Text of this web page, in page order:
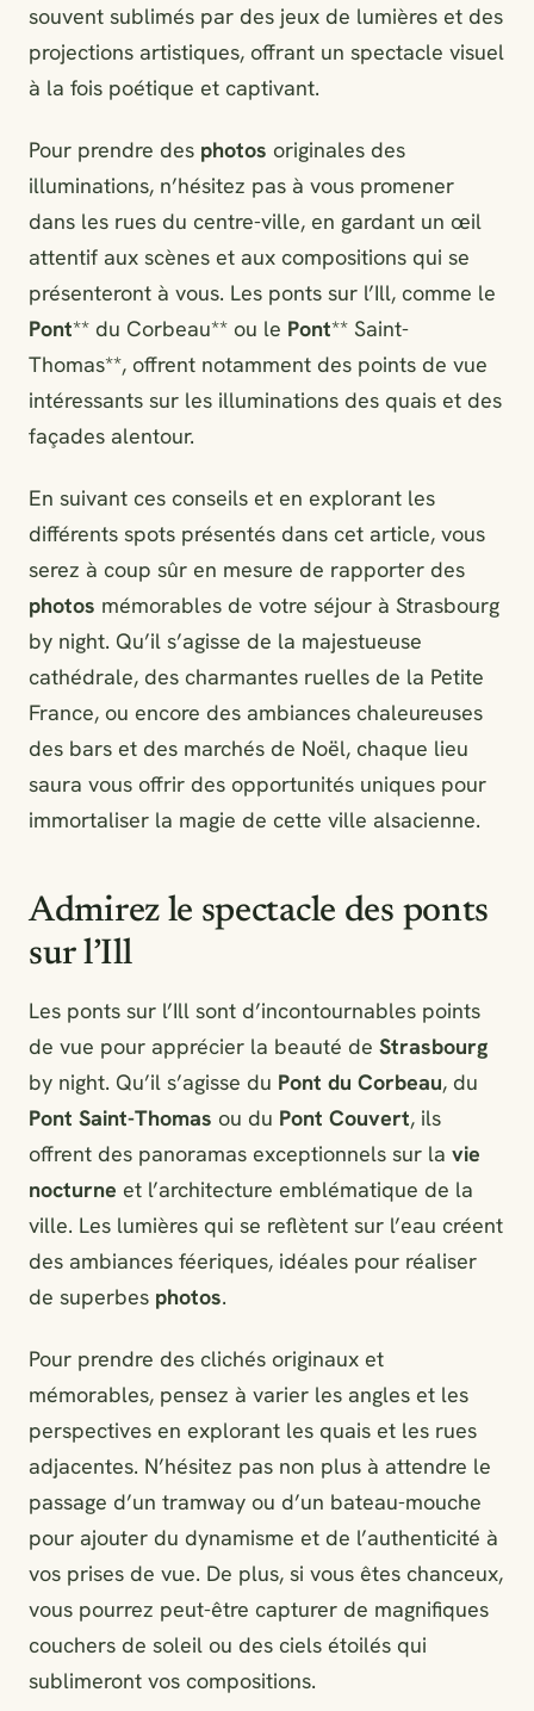
souvent sublimés par des jeux de lumières et des
projections artistiques, offrant un spectacle visuel
à la fois poétique et captivant.
Pour prendre des photos originales des
illuminations, n’hésitez pas à vous promener
dans les rues du centre-ville, en gardant un œil
attentif aux scènes et aux compositions qui se
présenteront à vous. Les ponts sur l’Ill, comme le
Pont** du Corbeau** ou le Pont** Saint-
Thomas**, offrent notamment des points de vue
intéressants sur les illuminations des quais et des
façades alentour.
En suivant ces conseils et en explorant les
différents spots présentés dans cet article, vous
serez à coup sûr en mesure de rapporter des
photos mémorables de votre séjour à Strasbourg
by night. Qu’il s’agisse de la majestueuse
cathédrale, des charmantes ruelles de la Petite
France, ou encore des ambiances chaleureuses
des bars et des marchés de Noël, chaque lieu
saura vous offrir des opportunités uniques pour
immortaliser la magie de cette ville alsacienne.
Admirez le spectacle des ponts
sur l’Ill
Les ponts sur l’Ill sont d’incontournables points
de vue pour apprécier la beauté de Strasbourg
by night. Qu’il s’agisse du Pont du Corbeau, du
Pont Saint-Thomas ou du Pont Couvert, ils
offrent des panoramas exceptionnels sur la vie
nocturne et l’architecture emblématique de la
ville. Les lumières qui se reflètent sur l’eau créent
des ambiances féeriques, idéales pour réaliser
de superbes photos.
Pour prendre des clichés originaux et
mémorables, pensez à varier les angles et les
perspectives en explorant les quais et les rues
adjacentes. N’hésitez pas non plus à attendre le
passage d’un tramway ou d’un bateau-mouche
pour ajouter du dynamisme et de l’authenticité à
vos prises de vue. De plus, si vous êtes chanceux,
vous pourrez peut-être capturer de magnifiques
couchers de soleil ou des ciels étoilés qui
sublimeront vos compositions.